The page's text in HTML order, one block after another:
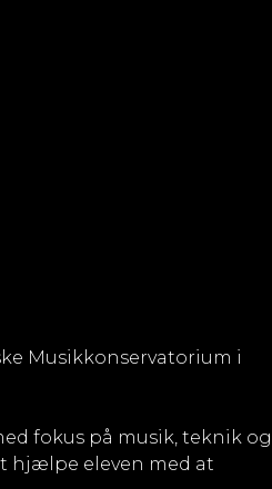
Musikkonservatorium i
fokus på musik, teknik og
hjælpe eleven med at